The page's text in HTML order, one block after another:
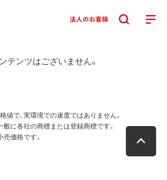
テンツはございません。
で、実環境での速度ではありません。
に各社の商標または登録商標です。
価格です。